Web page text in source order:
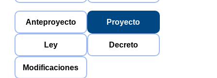
Anteproyecto Proyecto
Ley Decreto
Modificaciones